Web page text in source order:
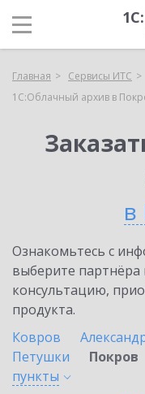
Главная Сервисы ИТС
1С:Облачный архив в
в
Ознакомьтесь с
выберите партнёра
консультацию,
продукта.
Ковров
Петушки
Покров
пункты